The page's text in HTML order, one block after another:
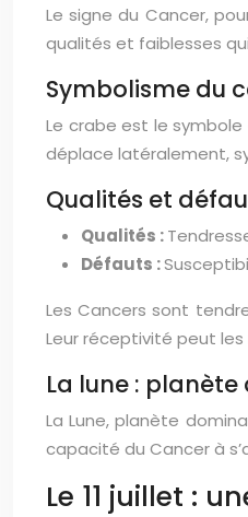
Le signe du Cancer,
qualités et faiblesses
Symbolisme du
Le crabe est le
déplace latéralement,
Qualités et
Qualités :
Défauts :
Les Cancers sont
Leur réceptivité peut
La lune :
La Lune, planète
capacité du Cancer à
Le 11 juillet :